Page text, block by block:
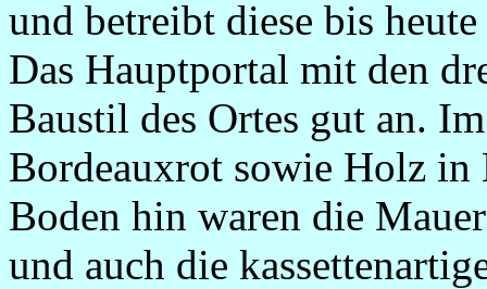
und betreibt diese bis
Das Hauptportal mit den
Baustil des Ortes gut an.
Bordeauxrot sowie Holz in
Boden hin waren die
und auch die